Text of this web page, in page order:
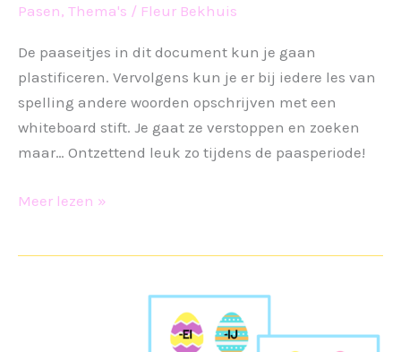
Pasen, Thema's / Fleur Bekhuis
De paaseitjes in dit document kun je gaan
plastificeren. Vervolgens kun je er bij iedere les van
spelling andere woorden opschrijven met een
whiteboard stift. Je gaat ze verstoppen en zoeken
maar… Ontzettend leuk zo tijdens de paasperiode!
Dictee
Meer lezen »